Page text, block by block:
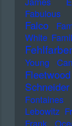
Fabulous
Falco
White
Young
Schneider
Fontaines
Lebowitz
Frank